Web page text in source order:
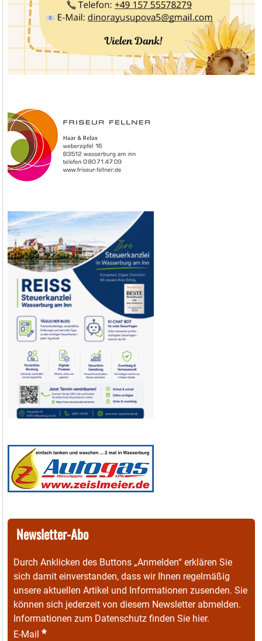
Newsletter-Abo
Durch Anklicken des Buttons „Anmelden“ erklären Sie
sich damit einverstanden, dass wir Ihnen regelmäßig
unsere aktuellen Artikel und Informationen zusenden. Sie
können sich jederzeit von diesem Newsletter abmelden.
Informationen zum Datenschutz finden Sie hier.
E-Mail *